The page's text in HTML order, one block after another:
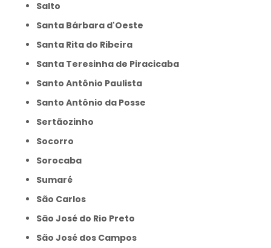
Salto
Santa Bárbara d'Oeste
Santa Rita do Ribeira
Santa Teresinha de Piracicaba
Santo Antônio Paulista
Santo Antônio da Posse
Sertãozinho
Socorro
Sorocaba
Sumaré
São Carlos
São José do Rio Preto
São José dos Campos